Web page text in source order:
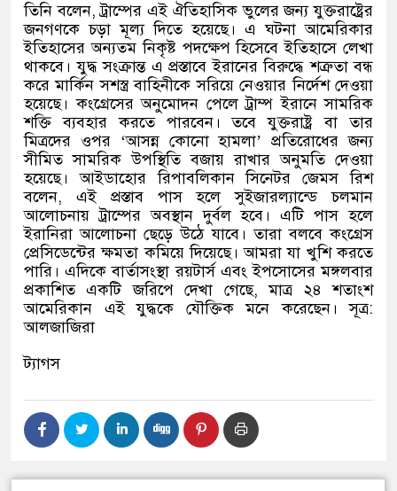
তিনি বলেন,ট্রাম্পের এই ঐতিহাসিক ভুলের জন্য যুক্তরাষ্ট্রের
জনগণকে চড়া মূল্য দিতে হয়েছে। এ ঘটনা আমেরিকার
ইতিহাসের অন্যতম নিকৃষ্ট পদক্ষেপ হিসেবে ইতিহাসে লেখা
থাকবে। যুদ্ধ সংক্রান্ত এ প্রস্তাবে ইরানের বিরুদ্ধে শত্রুতা বন্ধ
করে মার্কিন সশস্ত্র বাহিনীকে সরিয়ে নেওয়ার নির্দেশ দেওয়া
হয়েছে। কংগ্রেসের অনুমোদন পেলে ট্রাম্প ইরানে সামরিক
শক্তি ব্যবহার করতে পারবেন। তবে যুক্তরাষ্ট্র বা তার
মিত্রদের ওপর‘আসন্ন কোনো হামলা’প্রতিরোধের জন্য
সীমিত সামরিক উপস্থিতি বজায় রাখার অনুমতি দেওয়া
হয়েছে। আইডাহোর রিপাবলিকান সিনেটর জেমস রিশ
বলেন, এই প্রস্তাব পাস হলে সুইজারল্যান্ডে চলমান
আলোচনায় ট্রাম্পের অবস্থান দুর্বল হবে। এটি পাস হলে
ইরানিরা আলোচনা ছেড়ে উঠে যাবে। তারা বলবে কংগ্রেস
প্রেসিডেন্টের ক্ষমতা কমিয়ে দিয়েছে। আমরা যা খুশি করতে
পারি। এদিকে বার্তাসংস্থা রয়টার্স এবং ইপসোসের মঙ্গলবার
প্রকাশিত একটি জরিপে দেখা গেছে,মাত্র ২৪ শতাংশ
আমেরিকান এই যুদ্ধকে যৌক্তিক মনে করেছেন। সূত্র:
আলজাজিরা
ট্যাগস